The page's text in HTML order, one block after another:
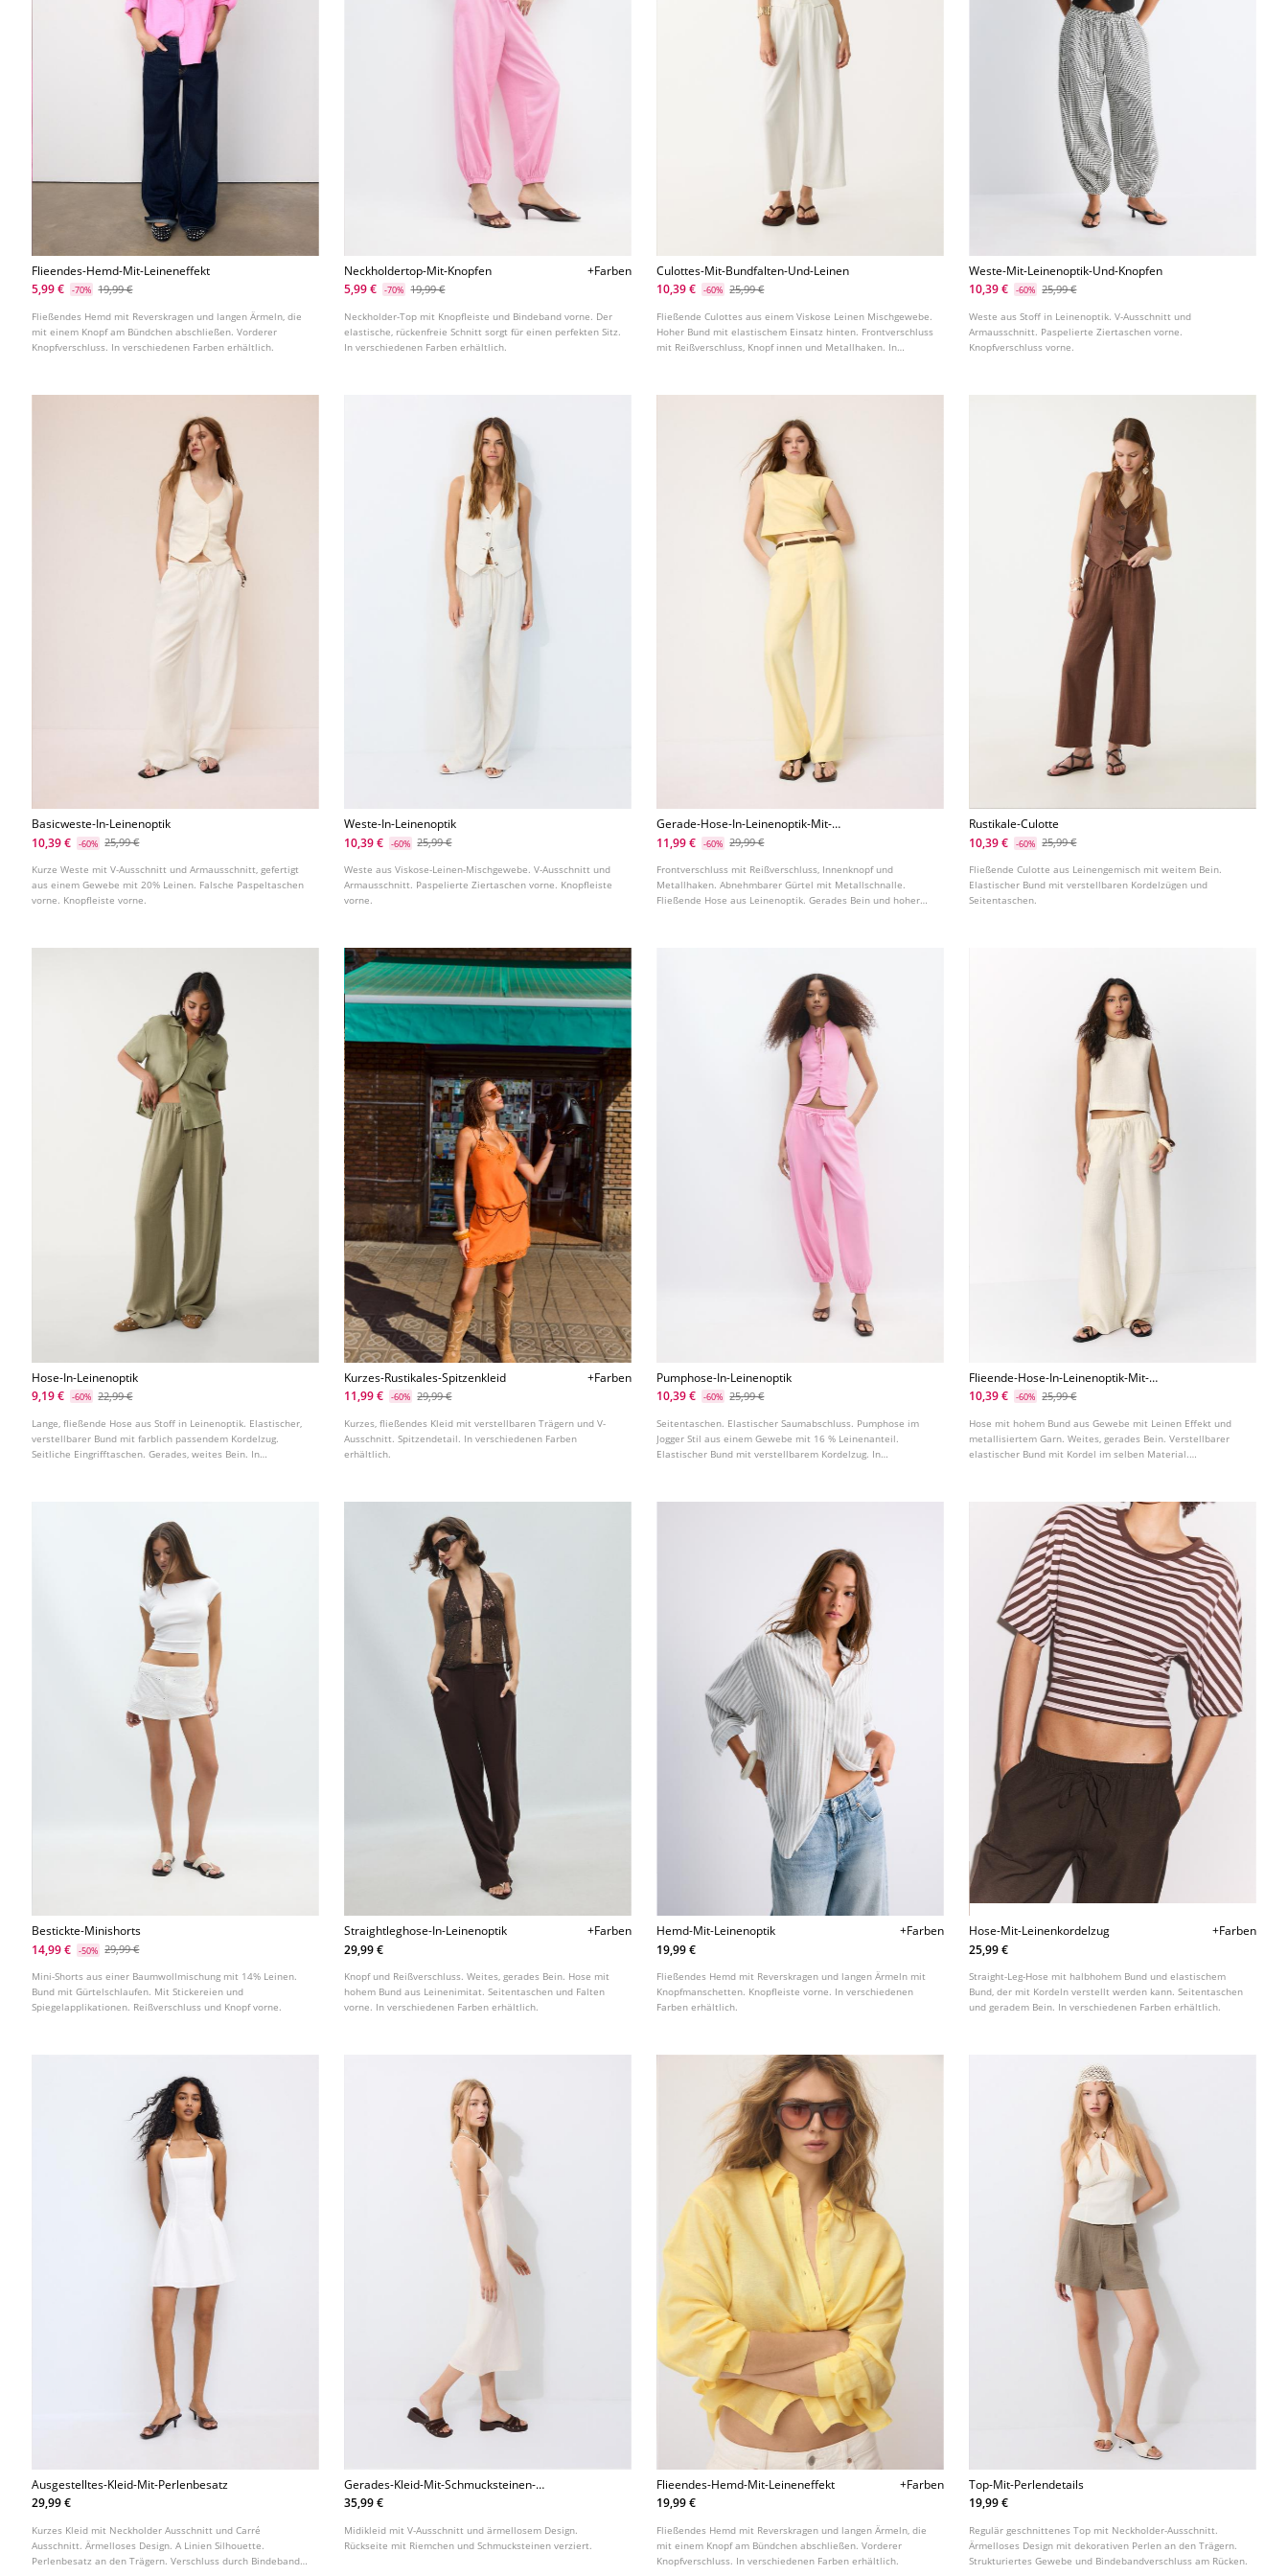
Flieendes-Hemd-Mit-Leineneffekt
5,99 €
-70% 19,99 €
Fließendes Hemd mit Reverskragen und langen Ärmeln, die
mit einem Knopf am Bündchen abschließen. Vorderer
Knopfverschluss. In verschiedenen Farben erhältlich.
Neckholdertop-Mit-Knopfen
+Farben
5,99 €
-70% 19,99 €
Neckholder-Top mit Knopfleiste und Bindeband vorne. Der
elastische, rückenfreie Schnitt sorgt für einen perfekten Sitz.
In verschiedenen Farben erhältlich.
Culottes-Mit-Bundfalten-Und-Leinen
10,39 €
-60% 25,99 €
Fließende Culottes aus einem Viskose Leinen Mischgewebe.
Hoher Bund mit elastischem Einsatz hinten. Frontverschluss
mit Reißverschluss, Knopf innen und Metallhaken. In
Weste-Mit-Leinenoptik-Und-Knopfen
10,39 €
-60% 25,99 €
Weste aus Stoff in Leinenoptik. V-Ausschnitt und
Armausschnitt. Paspelierte Ziertaschen vorne.
Knopfverschluss vorne.
Basicweste-In-Leinenoptik
10,39 €
-60% 25,99 €
Kurze Weste mit V-Ausschnitt und Armausschnitt, gefertigt
aus einem Gewebe mit 20% Leinen. Falsche Paspeltaschen
vorne. Knopfleiste vorne.
Weste-In-Leinenoptik
10,39 €
-60% 25,99 €
Weste aus Viskose-Leinen-Mischgewebe. V-Ausschnitt und
Armausschnitt. Paspelierte Ziertaschen vorne. Knopfleiste
vorne.
Gerade-Hose-In-Leinenoptik-Mit-
Gurtel
11,99 € -60% 29,99 €
Frontverschluss mit Reißverschluss, Innenknopf und
Metallhaken. Abnehmbarer Gürtel mit Metallschnalle.
Fließende Hose aus Leinenoptik. Gerades Bein und hoher
Rustikale-Culotte
10,39 €
-60% 25,99 €
Fließende Culotte aus Leinengemisch mit weitem Bein.
Elastischer Bund mit verstellbaren Kordelzügen und
Seitentaschen.
Hose-In-Leinenoptik
9,19 €
-60% 22,99 €
Lange, fließende Hose aus Stoff in Leinenoptik. Elastischer,
verstellbarer Bund mit farblich passendem Kordelzug.
Seitliche Eingrifftaschen. Gerades, weites Bein. In
Kurzes-Rustikales-Spitzenkleid
+Farben
11,99 €
-60% 29,99 €
Kurzes, fließendes Kleid mit verstellbaren Trägern und V-
Ausschnitt. Spitzendetail. In verschiedenen Farben
erhältlich.
Pumphose-In-Leinenoptik
10,39 €
-60% 25,99 €
Seitentaschen. Elastischer Saumabschluss. Pumphose im
Jogger Stil aus einem Gewebe mit 16 % Leinenanteil.
Elastischer Bund mit verstellbarem Kordelzug. In
Flieende-Hose-In-Leinenoptik-Mit-
Metallisiertem-Garn
10,39 € -60% 25,99 €
Hose mit hohem Bund aus Gewebe mit Leinen Effekt und
metallisiertem Garn. Weites, gerades Bein. Verstellbarer
elastischer Bund mit Kordel im selben Material.
Bestickte-Minishorts
14,99 €
-50% 29,99 €
Mini-Shorts aus einer Baumwollmischung mit 14% Leinen.
Bund mit Gürtelschlaufen. Mit Stickereien und
Spiegelapplikationen. Reißverschluss und Knopf vorne.
Straightleghose-In-Leinenoptik
+Farben
29,99 €
Knopf und Reißverschluss. Weites, gerades Bein. Hose mit
hohem Bund aus Leinenimitat. Seitentaschen und Falten
vorne. In verschiedenen Farben erhältlich.
Hemd-Mit-Leinenoptik
+Farben
19,99 €
Fließendes Hemd mit Reverskragen und langen Ärmeln mit
Knopfmanschetten. Knopfleiste vorne. In verschiedenen
Farben erhältlich.
Hose-Mit-Leinenkordelzug
+Farben
25,99 €
Straight-Leg-Hose mit halbhohem Bund und elastischem
Bund, der mit Kordeln verstellt werden kann. Seitentaschen
und geradem Bein. In verschiedenen Farben erhältlich.
Ausgestelltes-Kleid-Mit-Perlenbesatz
29,99 €
Kurzes Kleid mit Neckholder Ausschnitt und Carré
Ausschnitt. Ärmelloses Design. A Linien Silhouette.
Perlenbesatz an den Trägern. Verschluss durch Bindeband
Gerades-Kleid-Mit-Schmucksteinen-
Am-Rucken
35,99 €
Midikleid mit V-Ausschnitt und ärmellosem Design.
Rückseite mit Riemchen und Schmucksteinen verziert.
Flieendes-Hemd-Mit-Leineneffekt
+Farben
19,99 €
Fließendes Hemd mit Reverskragen und langen Ärmeln, die
mit einem Knopf am Bündchen abschließen. Vorderer
Knopfverschluss. In verschiedenen Farben erhältlich.
Top-Mit-Perlendetails
19,99 €
Regulär geschnittenes Top mit Neckholder-Ausschnitt.
Ärmelloses Design mit dekorativen Perlen an den Trägern.
Strukturiertes Gewebe und Bindebandverschluss am Rücken.